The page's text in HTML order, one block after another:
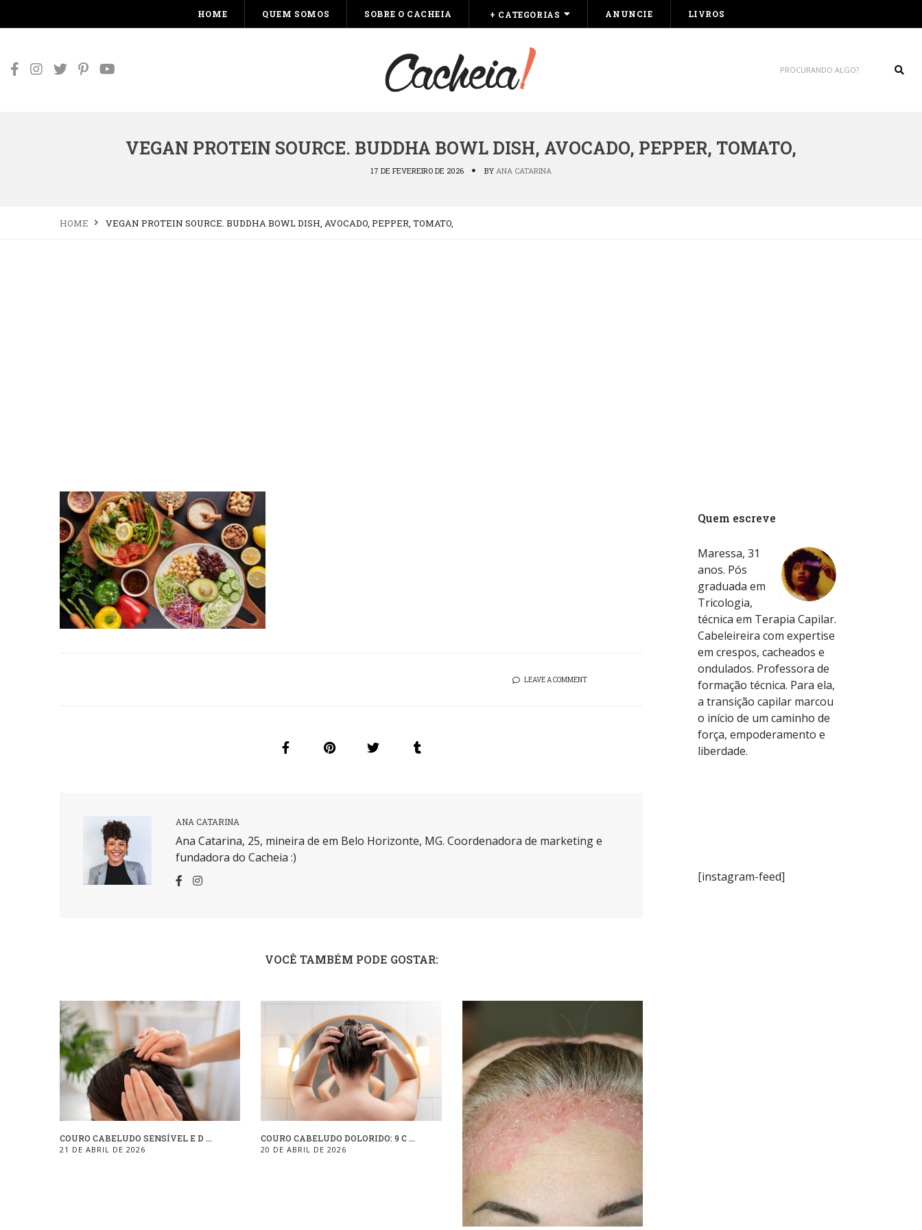
HOME QUEM SOMOS SOBRE O CACHEIA + CATEGORIAS ANUNCIE LIVROS
VEGAN PROTEIN SOURCE. BUDDHA BOWL DISH, AVOCADO, PEPPER, TOMATO,
17 DE FEVEREIRO DE 2026 BY ANA CATARINA
HOME VEGAN PROTEIN SOURCE. BUDDHA BOWL DISH, AVOCADO, PEPPER, TOMATO,
LEAVE A COMMENT
ANA CATARINA
Ana Catarina, 25, mineira de em Belo Horizonte, MG. Coordenadora de marketing e
fundadora do Cacheia :)
VOCÊ TAMBÉM PODE GOSTAR:
COURO CABELUDO SENSÍVEL E D ...
21 DE ABRIL DE 2026
COURO CABELUDO DOLORIDO: 9 C ...
20 DE ABRIL DE 2026
Quem escreve
Maressa, 31
anos. Pós
graduada em
Tricologia,
técnica em Terapia Capilar.
Cabeleireira com expertise
em crespos, cacheados e
ondulados. Professora de
formação técnica. Para ela,
a transição capilar marcou
o início de um caminho de
força, empoderamento e
liberdade.
[instagram-feed]